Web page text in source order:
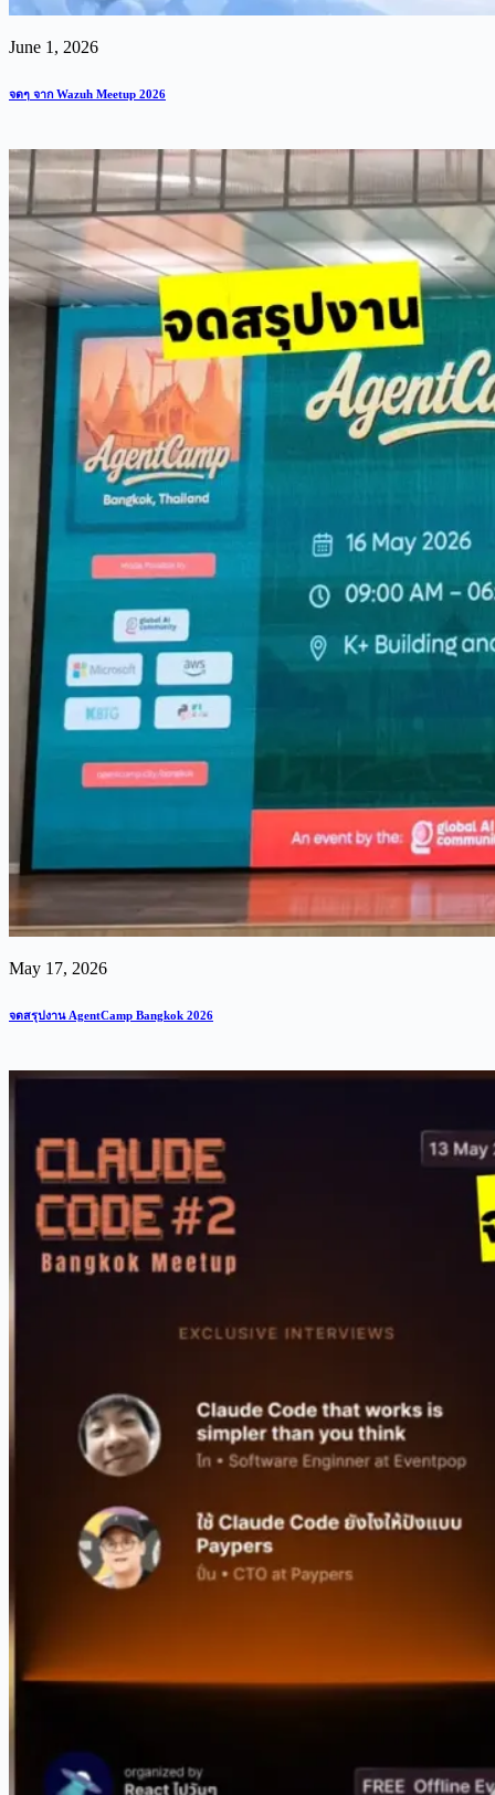
June 1, 2026
จดๆ จาก Wazuh Meetup 2026
May 17, 2026
จดสรุปงาน AgentCamp Bangkok 2026